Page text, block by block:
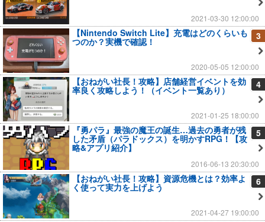
2021-03-30 12:00:00
3
【Nintendo Switch Lite】充電はどのくらいも
つのか？実機で確認！
2020-05-05 12:00:00
4
【おねがい社長！攻略】店舗経営イベントを効
率良く攻略しよう！（イベント一覧あり）
2021-01-25 18:00:00
5
『勇パラ』最強の魔王の誕生…過去の勇者が残
した矛盾（パラドックス）を明かすRPG！【攻
略&アプリ紹介】
2016-06-13 20:30:00
6
【おねがい社長！攻略】資源危機とは？効率よ
く使って実力を上げよう
2021-04-27 19:00:00